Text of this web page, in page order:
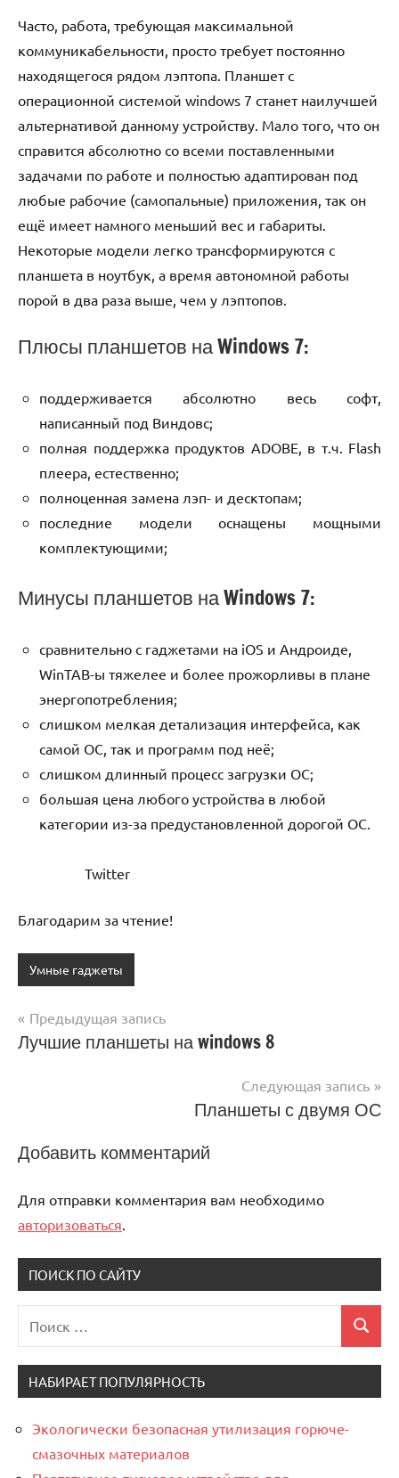
Часто, работа, требующая максимальной
коммуникабельности, просто требует постоянно
находящегося рядом лэптопа. Планшет с
операционной системой windows 7 станет наилучшей
альтернативой данному устройству. Мало того, что он
справится абсолютно со всеми поставленными
задачами по работе и полностью адаптирован под
любые рабочие (самопальные) приложения, так он
ещё имеет намного меньший вес и габариты.
Некоторые модели легко трансформируются с
планшета в ноутбук, а время автономной работы
порой в два раза выше, чем у лэптопов.
Плюсы планшетов на Windows 7:
поддерживается абсолютно весь софт,
написанный под Виндовс;
полная поддержка продуктов ADOBE, в т.ч. Flash
плеера, естественно;
полноценная замена лэп- и десктопам;
последние модели оснащены мощными
комплектующими;
Минусы планшетов на Windows 7:
сравнительно с гаджетами на iOS и Андроиде,
WinTAB-ы тяжелее и более прожорливы в плане
энергопотребления;
слишком мелкая детализация интерфейса, как
самой ОС, так и программ под неё;
слишком длинный процесс загрузки ОС;
большая цена любого устройства в любой
категории из-за предустановленной дорогой ОС.
Twitter
Благодарим за чтение!
Умные гаджеты
Навигация
Предыдущая запись
Лучшие планшеты на windows 8
Следующая запись
Планшеты с двумя ОС
Добавить комментарий
Для отправки комментария вам необходимо
авторизоваться
ПОИСК ПО САЙТУ
для:
Поиск
НАБИРАЕТ ПОПУЛЯРНОСТЬ
Экологически безопасная утилизация горюче-
смазочных материалов